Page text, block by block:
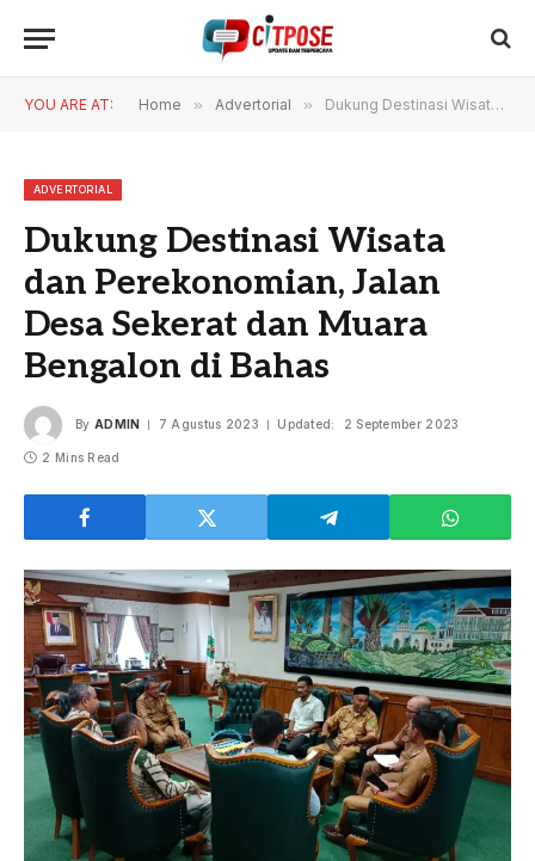
YOU ARE AT: Home » Advertorial » Dukung Destinasi Wisata dan Perekonomian, Jalan Desa Sekerat dan Muara Bengalon di Bahas
ADVERTORIAL
Dukung Destinasi Wisata
dan Perekonomian, Jalan
Desa Sekerat dan Muara
Bengalon di Bahas
By ADMIN 7 Agustus 2023 Updated: 2 September 2023
2 Mins Read